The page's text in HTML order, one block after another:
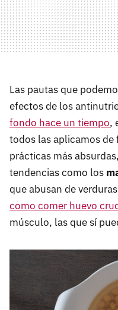
Las pautas que
efectos de los
fondo hace un tiempo,
todos las aplicamos
prácticas más
tendencias como los
que abusan de
como comer huevo
músculo, las que sí